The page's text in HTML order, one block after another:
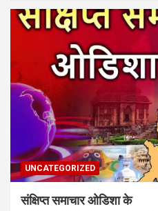
UNCATEGORIZED
संक्षिप्त समाचार ओडिशा के